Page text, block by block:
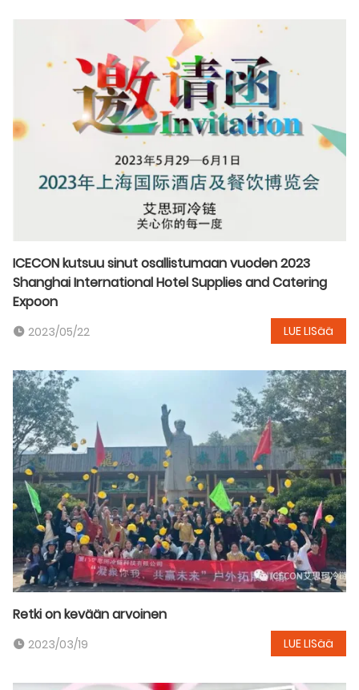
ICECON kutsuu sinut osallistumaan vuoden 2023
Shanghai International Hotel Supplies and Catering
Expoon
2023/05/22 LUE LISää
Retki on kevään arvoinen
2023/03/19 LUE LISää